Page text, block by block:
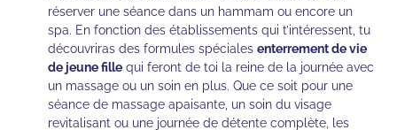
réserver une séance dans un hammam ou encore un
spa. En fonction des établissements qui t’intéressent, tu
découvriras des formules spécialesenterrement de vie
de jeune fille qui feront de toi la reine de la journée avec
un massage ou un soin en plus. Que ce soit pour une
séance de massage apaisante, un soin du visage
revitalisant ou une journée de détente complète, les